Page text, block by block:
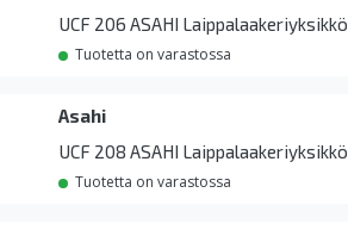
UCF 206 ASAHI Laippalaakeriyksikkö
Tuotetta on varastossa
Asahi
UCF 208 ASAHI Laippalaakeriyksikkö
Tuotetta on varastossa